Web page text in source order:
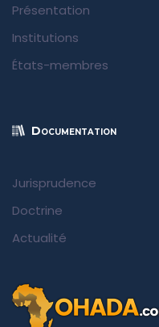
Présentation
Institutions
États-membres
Documentation
Jurisprudence
Doctrine
Actualité